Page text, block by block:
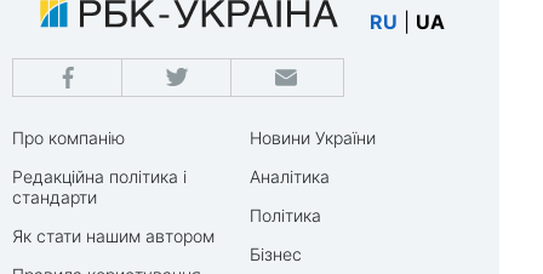
RU UA
Про компанію
Редакційна політика і
стандарти
Як стати нашим автором
Новини України
Аналітика
Політика
Бізнес